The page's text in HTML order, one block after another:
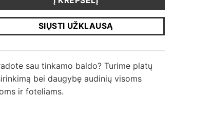
SIŲSTI UŽKLAUSĄ
sau tinkamo baldo? Turime platų
bei daugybę audinių visoms
ir foteliams.